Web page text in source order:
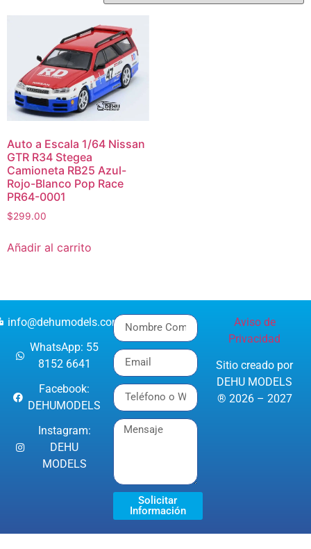
Auto a Escala 1/64 Nissan
GTR R34 Stegea
Camioneta RB25 Azul-
Rojo-Blanco Pop Race
PR64-0001
$299.00
Añadir al carrito
info@dehumodels.com
WhatsApp: 55
8152 6641
Facebook:
DEHUMODELS
Instagram:
DEHU
MODELS
Solicitar
Información
Aviso de
Privacidad
Sitio creado por
DEHU MODELS
® 2026 – 2027